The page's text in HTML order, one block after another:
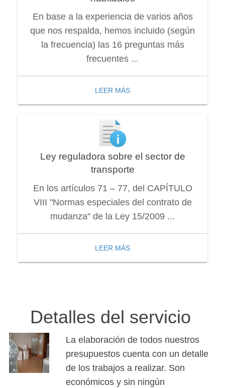
En base a la experiencia de varios años
que nos respalda, hemos incluido (según
la frecuencia) las 16 preguntas más
frecuentes ...
LEER MÁS
Ley reguladora sobre el sector de
transporte
En los artículos 71 – 77, del CAPÍTULO
VIII "Normas especiales del contrato de
mudanza" de la Ley 15/2009 ...
LEER MÁS
Detalles del servicio
La elaboración de todos nuestros
presupuestos cuenta con un detalle
de los trabajos a realizar. Son
económicos y sin ningún